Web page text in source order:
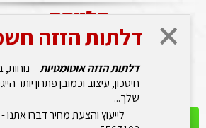
03-556-7103
לקהל המקצועי
דלתות הזזה
דלתות הזזה אוטומטיות– נוחות,
חיסכון, עיצוב וכמובן פתרון יותר
שלך...